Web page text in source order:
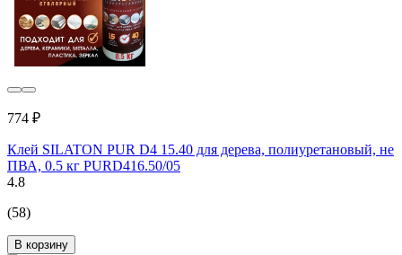
774 ₽
Клей SILATON PUR D4 15.40 для дерева, полиуретановый, не
ПВА, 0.5 кг PURD416.50/05
4.8
(58)
В корзину